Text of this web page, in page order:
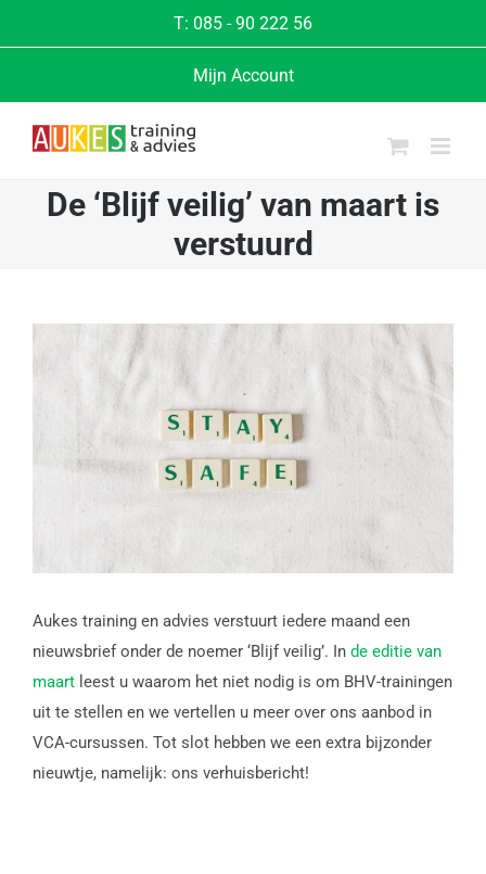
naar
T: 085 - 90 222 56
Mijn Account
De ‘Blijf veilig’ van maart is
verstuurd
grotere
afbeelding
Aukes training en advies verstuurt iedere maand een
nieuwsbrief onder de noemer ‘Blijf veilig’. In de editie van
maart leest u waarom het niet nodig is om BHV-trainingen
uit te stellen en we vertellen u meer over ons aanbod in
VCA-cursussen. Tot slot hebben we een extra bijzonder
nieuwtje, namelijk: ons verhuisbericht!